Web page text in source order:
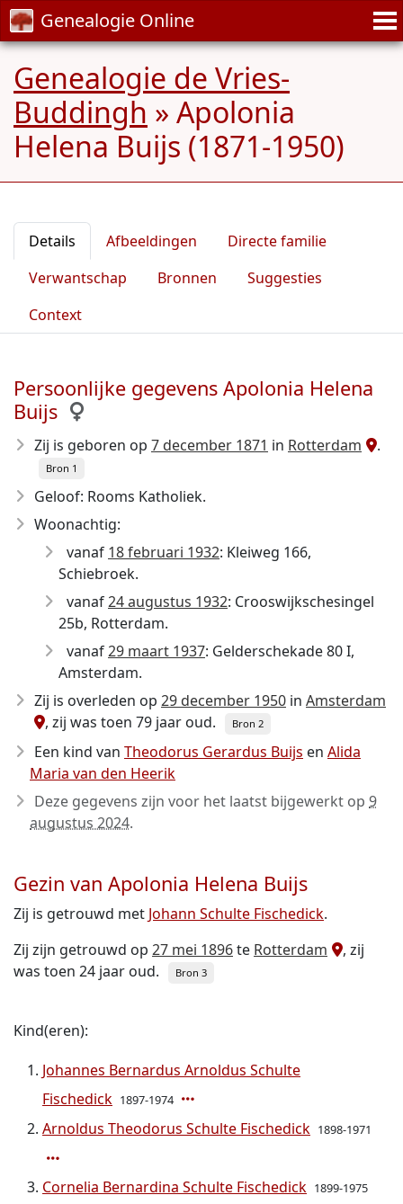
Genealogie Online
Genealogie de Vries-
Buddingh » Apolonia
Helena Buijs (1871-1950)
Details Afbeeldingen
Directe familie
Verwantschap
Bronnen
Suggesties
Context
Persoonlijke gegevens Apolonia Helena
Buijs
Zij is geboren op 7 december 1871 in Rotterdam .
Bron 1
Geloof: Rooms Katholiek.
Woonachtig:
vanaf 18 februari 1932: Kleiweg 166,
Schiebroek.
vanaf24 augustus 1932: Crooswijkschesingel
25b, Rotterdam.
vanaf29 maart 1937: Gelderschekade 80 I,
Amsterdam.
Zij is overleden op 29 december 1950 in Amsterdam
, zij was toen 79 jaar oud.
Bron 2
Een kind van Theodorus Gerardus Buijs en Alida
Maria van den Heerik
Deze gegevens zijn voor het laatst bijgewerkt op 9
augustus 2024.
Gezin van Apolonia Helena Buijs
Zij is getrouwd met Johann Schulte Fischedick.
Zij zijn getrouwd op 27 mei 1896te Rotterdam
, zij
was toen 24 jaar oud.
Bron 3
Kind(eren):
Johannes Bernardus Arnoldus Schulte
Fischedick 1897-1974
Arnoldus Theodorus Schulte Fischedick 1898-1971
Cornelia Bernardina Schulte Fischedick 1899-1975